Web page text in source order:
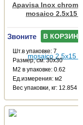
Apavisa Inox
mosaico 2.5x15
Звоните В КОРЗИНУ
Шт.в упаковке: 7
Размер, см: 30x30
М2 в упаковке: 0.62
Ед.измерения: м2
Веc упаковки, кг: 12.854